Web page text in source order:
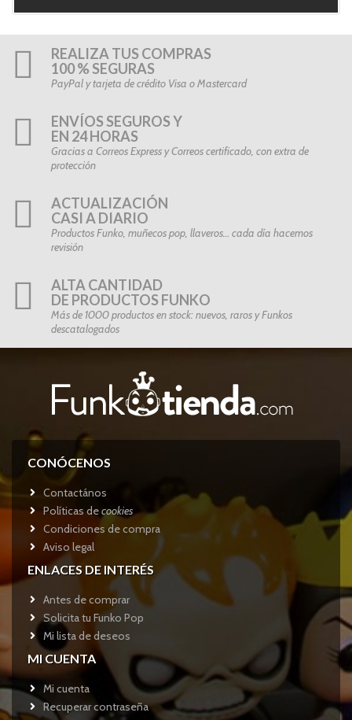
REALIZA TUS COMPRAS
100 % SEGURAS
PayPal y tarjeta de crédito Visa o Mastercard
ENVÍOS SEGUROS Y
EN 24 HORAS
Gracias a Correos Express y Correos certificado, con extra de
protección
ACTUALIZACIÓN
CASI A DIARIO
Productos Funko, muñecos pop, llaveros… cada día hacemos
revisión
ALTA CANTIDAD
DE PRODUCTOS FUNKO
Más de 1000 productos en stock: nuevos, raros y Funkos
descatalogados
CONÓCENOS
Contactános
Políticas decookies
Condiciones de compra
Aviso legal
ENLACES DE INTERÉS
Antes de comprar
Solicita tu Funko Pop
Mi lista de deseos
MI CUENTA
Mi cuenta
Recuperar contraseña